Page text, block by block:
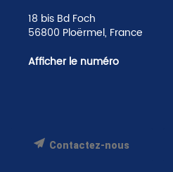
18 bis Bd Foch
56800 Ploërmel, France
Afficher le numéro
Contactez-nous